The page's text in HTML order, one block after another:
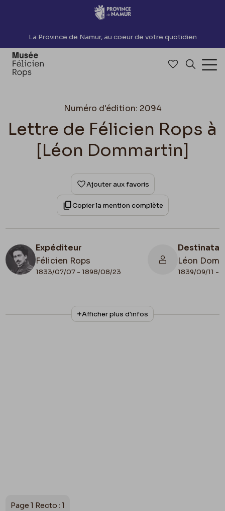
Accèder directement au contenu
La Province de Namur, au coeur de votre quotidien
Accéder à
Numéro d'édition: 2094
Lettre de Félicien Rops à
[Léon Dommartin]
Ajouter aux favoris
Copier la mention complète
Expéditeur
Félicien Rops
1833/07/07 - 1898/08/23
Léon
1839/09/11 -
N° d'inventaire
II/6655/462/3
Collationnage
Autographe
Afficher plus d'infos
Page 1 Recto : 1